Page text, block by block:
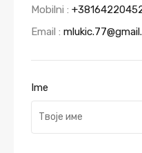
Mobilni :
Email :
Ime